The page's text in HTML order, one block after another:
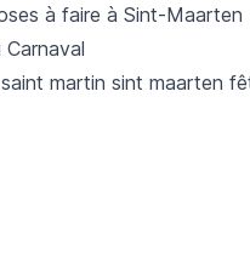
à faire à Sint-Maarten
Carnaval